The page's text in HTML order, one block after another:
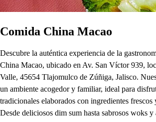
Comida China Macao
Descubre la auténtica experiencia de la
China Macao, ubicado en Av. San Víctor 939,
Valle, 45654 Tlajomulco de Zúñiga, Jalisco.
un ambiente acogedor y familiar, ideal para
tradicionales elaborados con ingredientes frescos
Desde deliciosos dim sum hasta sabrosos woks y